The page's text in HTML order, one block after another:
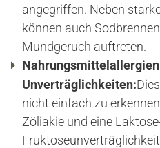
angegriffen. Neben
können auch
Mundgeruch auftreten.
Unverträglichkeiten:
nicht einfach zu
Zöliakie und eine